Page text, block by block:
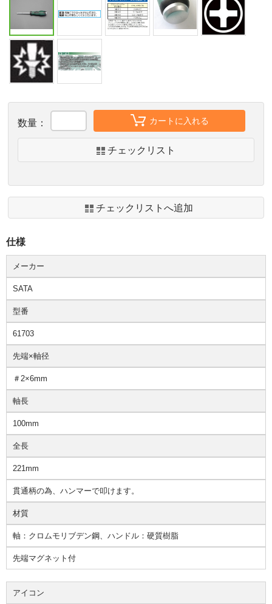
数量： カートに入れる
チェックリスト
チェックリストへ追加
仕様
メーカー
SATA
型番
61703
先端×軸径
＃2×6mm
軸長
100mm
全長
221mm
貫通柄の為、ハンマーで叩けます。
材質
軸：クロムモリブデン鋼、ハンドル：硬質樹脂
先端マグネット付
アイコン